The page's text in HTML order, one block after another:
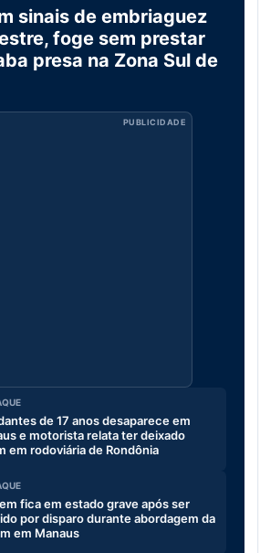
sinais de embriaguez
foge sem prestar
presa na Zona Sul de
PUBLICIDADE
de 17 anos desaparece em
e motorista relata ter deixado
em rodoviária de Rondônia
fica em estado grave após ser
por disparo durante abordagem da
em Manaus